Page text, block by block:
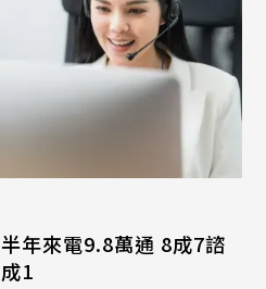
年來電9.8萬通 8成7諮
1